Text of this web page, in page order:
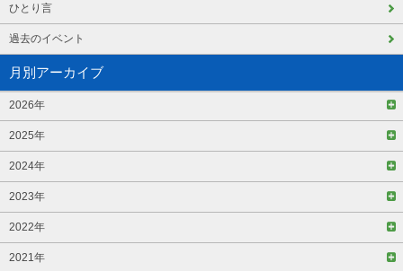
ひとり言
過去のイベント
月別アーカイブ
2026年
2025年
2024年
2023年
2022年
2021年